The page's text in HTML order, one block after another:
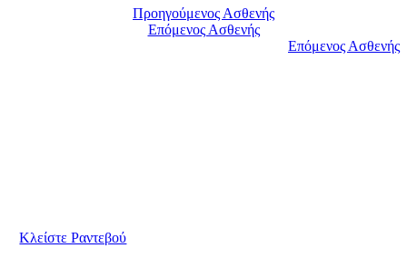
Προηγούμενος Ασθενής
Επόμενος Ασθενής
Επόμενος Ασθενής
Κλείστε Ραντεβού